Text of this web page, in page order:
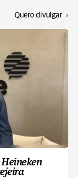
Quero divulgar
Heineken